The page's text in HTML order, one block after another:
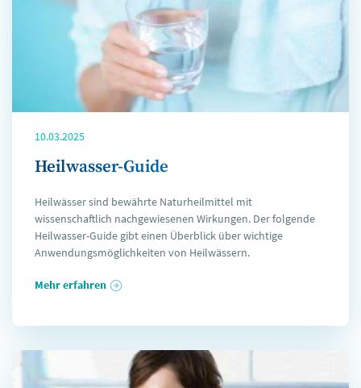
10.03.2025
Heilwasser-Guide
Heilwässer sind bewährte Naturheilmittel mit
wissenschaftlich nachgewiesenen Wirkungen. Der folgende
Heilwasser-Guide gibt einen Überblick über wichtige
Anwendungsmöglichkeiten von Heilwässern.
Mehr erfahren